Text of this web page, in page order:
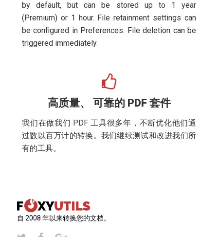
by default, but can be stored up to 1 year
(Premium) or 1 hour. File retainment settings can
be configured in Preferences. File deletion can be
triggered immediately.
高质量、 可靠的 PDF 套件
我们在做我们 PDF 工具很多年，不断优化他们通
过数以百万计的转换。我们继续测试和改进我们所
有的工具。
自 2008 年以来转换您的文档。